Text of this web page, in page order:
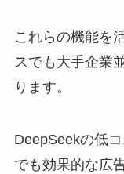
これらの機能を
スでも大手企業
ります。
DeepSeekの低
でも効果的な広